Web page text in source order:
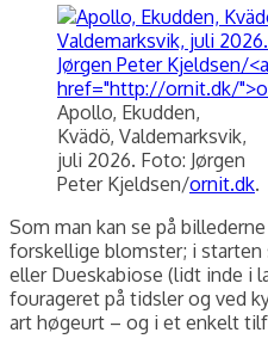
Apollo, Ekudden,
Kvädö, Valdemarksvik,
juli 2026. Foto: Jørgen
Peter Kjeldsen/ornit.dk.
Som man kan se på
forskellige blomster; i starten
eller Dueskabiose (lidt inde i
fourageret på tidsler og ved
art høgeurt – og i et enkelt